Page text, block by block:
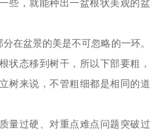
些，就能种出一盆根状美观的盆
在盆景的美是不可忽略的一环。
状态移到树干，所以下部要粗，
树来说，不管粗细都是相同的道
量过硬、对重点难点问题突破过